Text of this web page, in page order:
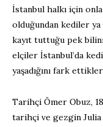
İstanbul halkı için
olduğundan kediler ya
kayıt tuttuğu pek
elçiler İstanbul’da
yaşadığını fark
Tarihçi Ömer Obuz,
tarihçi ve gezgin Julia